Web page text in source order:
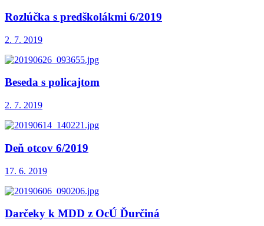
Rozlúčka s predškolákmi 6/2019
2. 7. 2019
Beseda s policajtom
2. 7. 2019
Deň otcov 6/2019
17. 6. 2019
Darčeky k MDD z OcÚ Ďurčiná